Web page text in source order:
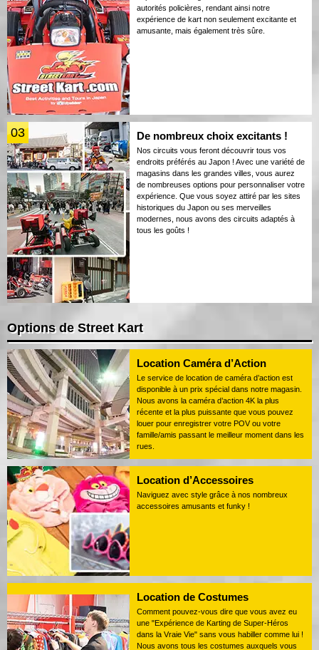
autorités policières, rendant ainsi notre
expérience de kart non seulement excitante et
amusante, mais également très sûre.
03 De nombreux choix excitants !
Nos circuits vous feront découvrir tous vos
endroits préférés au Japon ! Avec une variété de
magasins dans les grandes villes, vous aurez
de nombreuses options pour personnaliser votre
expérience. Que vous soyez attiré par les sites
historiques du Japon ou ses merveilles
modernes, nous avons des circuits adaptés à
tous les goûts !
Options de Street Kart
Location Caméra d’Action
Le service de location de caméra d’action est
disponible à un prix spécial dans notre magasin.
Nous avons la caméra d’action 4K la plus
récente et la plus puissante que vous pouvez
louer pour enregistrer votre POV ou votre
famille/amis passant le meilleur moment dans les
rues.
Location d’Accessoires
Naviguez avec style grâce à nos nombreux
accessoires amusants et funky !
Location de Costumes
Comment pouvez-vous dire que vous avez eu
une "Expérience de Karting de Super-Héros
dans la Vraie Vie" sans vous habiller comme lui !
Nous avons tous les costumes auxquels vous